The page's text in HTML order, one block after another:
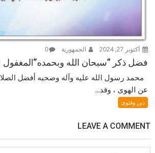
أكتوبر 27, 2024 الجمهورية 0
فضل ذكر “سبحان الله وبحمده”المغفول
محمد رسول الله عليه وآله وصحبه أفضل
عن الهوى ، وقد...
دين وفتوى
LEAVE A COMMENT